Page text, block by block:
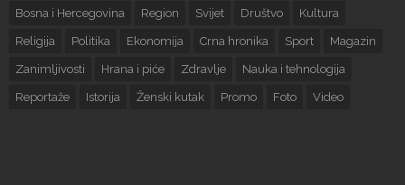
Bosna i Hercegovina Region Svijet Društvo Kultura
Religija Politika Ekonomija Crna hronika Sport Magazin
Zanimljivosti Hrana i piće Zdravlje Nauka i tehnologija
Reportaže Istorija Ženski kutak Promo Foto Video